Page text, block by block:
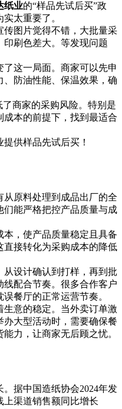
纸业的“样品先试后买”政
太重要了。
图片觉得不错，大批量采
印刷色差大。等发现问题
了这一局面。商家可以先申
防油性能、保温效果，确
商家的采购风险。特别是
本的前提下，找到最适合
从原料处理到成品出厂的全
能严格把控产品质量与成
，使产品质量稳定且具备
接转化为采购成本的降低
设计确认到打样，再到批
线配合节奏。很多合作客户
餐厅的正常运营节奏。
意的稳定。当外卖订单激
大型活动时，需要确保餐
能力，让商家无后顾之忧。
据中国造纸协会2024年发
上渠道销售额同比增长